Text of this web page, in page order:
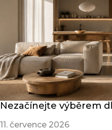
Nezačínejte výběrem
11. července 2026